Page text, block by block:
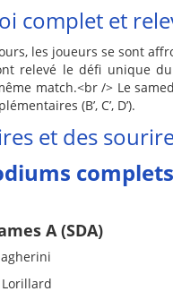
complet et
les joueurs se sont
relevé le défi unique
match.<br /> Le
(B’, C’, D’).
et des
complets
A (SDA)
Lorillard